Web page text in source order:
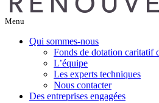
Menu
Qui sommes-nous
Fonds de dotation caritatif
L’équipe
Les experts techniques
Nous contacter
Des entreprises engagées